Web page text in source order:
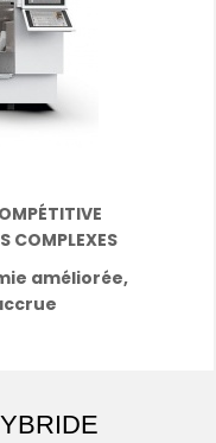
COMPLEXES
améliorée,